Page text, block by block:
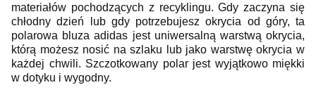
materiałów pochodzących z recyklingu. Gdy zaczyna się
chłodny dzień lub gdy potrzebujesz okrycia od góry, ta
polarowa bluza adidas jest uniwersalną warstwą okrycia,
którą możesz nosić na szlaku lub jako warstwę okrycia w
każdej chwili. Szczotkowany polar jest wyjątkowo miękki
w dotyku i wygodny.